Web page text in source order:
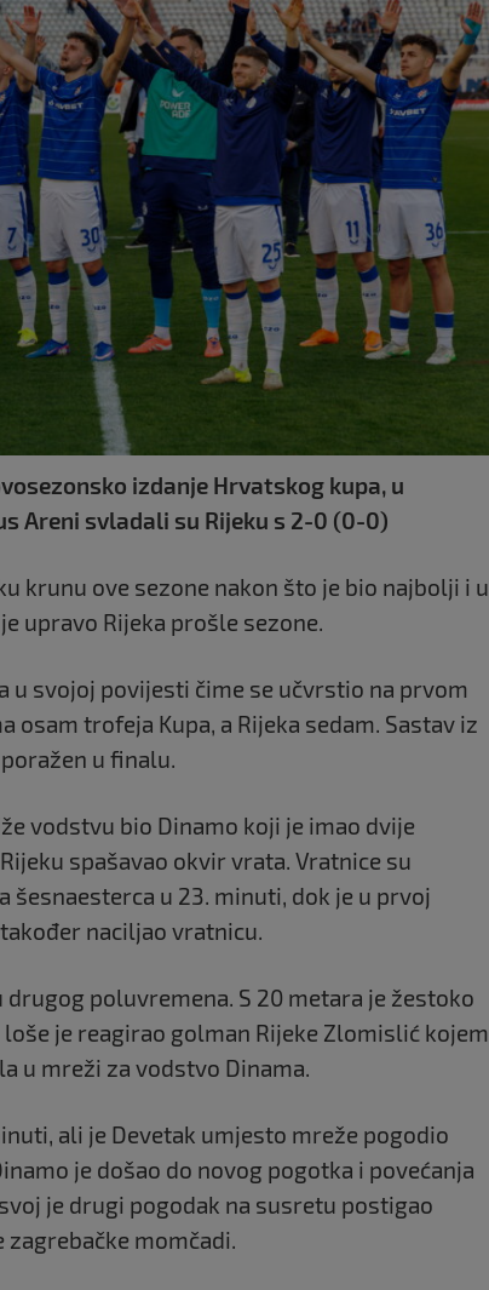
izdanje Hrvatskog kupa, u
Areni svladali su Rijeku s 2-0 (0-0)
krunu ove sezone nakon što je bio najbolji i u
upravo Rijeka prošle sezone.
u svojoj povijesti čime se učvrstio na prvom
osam trofeja Kupa, a Rijeka sedam. Sastav iz
u finalu.
vodstvu bio Dinamo koji je imao dvije
spašavao okvir vrata. Vratnice su
šesnaesterca u 23. minuti, dok je u prvoj
naciljao vratnicu.
poluvremena. S 20 metara je žestoko
je reagirao golman Rijeke Zlomislić kojem
u mreži za vodstvo Dinama.
ali je Devetak umjesto mreže pogodio
je došao do novog pogotka i povećanja
je drugi pogodak na susretu postigao
momčadi.